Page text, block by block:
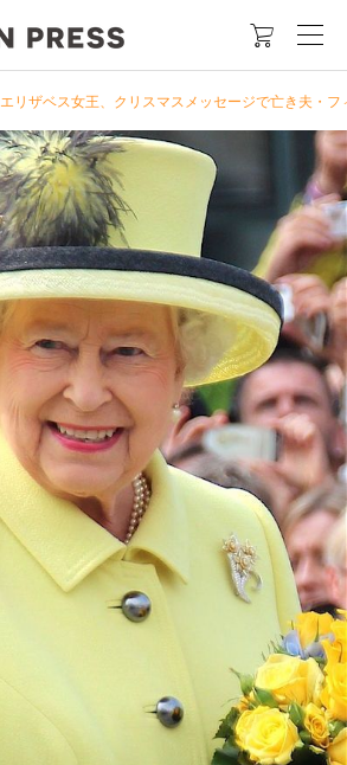

エリザベス女王、クリスマスメッセージで亡き夫・フ